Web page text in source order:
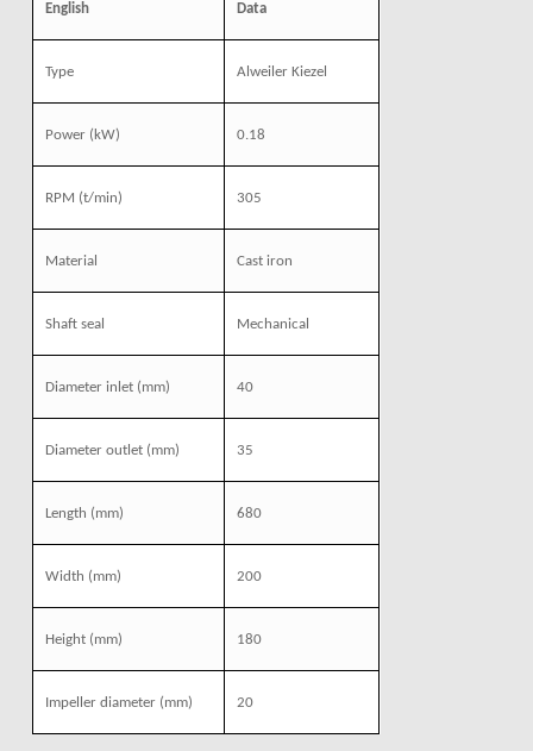
English Data
Type Alweiler Kiezel
Power(kW) 0.18
RPM (t/min) 305
Material Cast iron
Shaft seal Mechanical
Diameter inlet(mm) 40
Diameter outlet(mm) 35
Length (mm) 680
Width (mm) 200
Height(mm) 180
Impeller diameter(mm) 20